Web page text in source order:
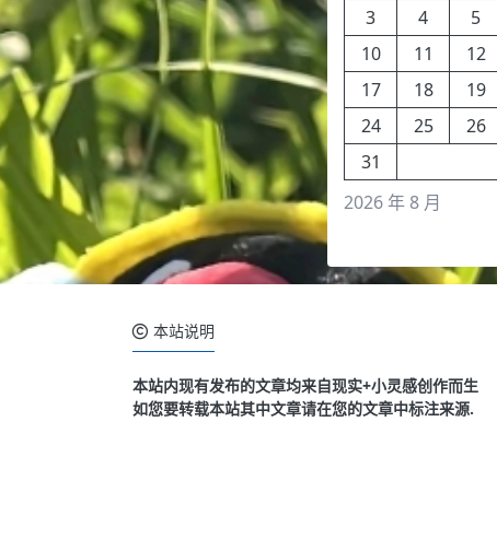
2026 年 8 月
3
4 5
10
11 12
17
18 19
24
25 26
31
本站说明
本站内现有发布的文章均来自现实+小灵感创作而生
如您要转载本站其中文章请在您的文章中标注来源.